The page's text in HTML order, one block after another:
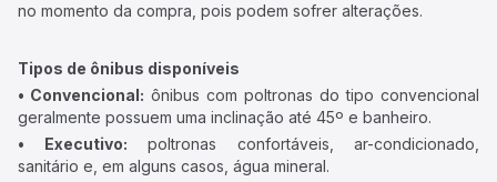
no momento da compra, pois podem sofrer alterações.
Tipos de ônibus disponíveis
• Convencional: ônibus com poltronas do tipo convencional
geralmente possuem uma inclinação até 45º e banheiro.
• Executivo: poltronas confortáveis, ar-condicionado,
sanitário e, em alguns casos, água mineral.